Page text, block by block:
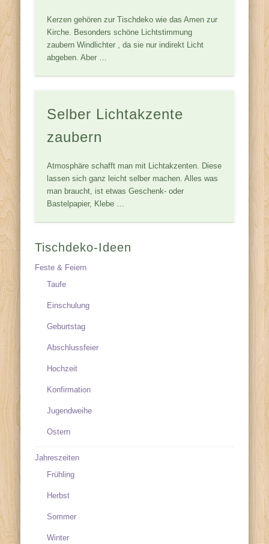
Kerzen gehören zur Tischdeko wie das Amen zur
Kirche. Besonders schöne Lichtstimmung
zaubern Windlichter , da sie nur indirekt Licht
abgeben. Aber …
Selber Lichtakzente
zaubern
Atmosphäre schafft man mit Lichtakzenten. Diese
lassen sich ganz leicht selber machen. Alles was
man braucht, ist etwas Geschenk- oder
Bastelpapier, Klebe …
Tischdeko-Ideen
Feste & Feiern
Taufe
Einschulung
Geburtstag
Abschlussfeier
Hochzeit
Konfirmation
Jugendweihe
Ostern
Jahreszeiten
Frühling
Herbst
Sommer
Winter